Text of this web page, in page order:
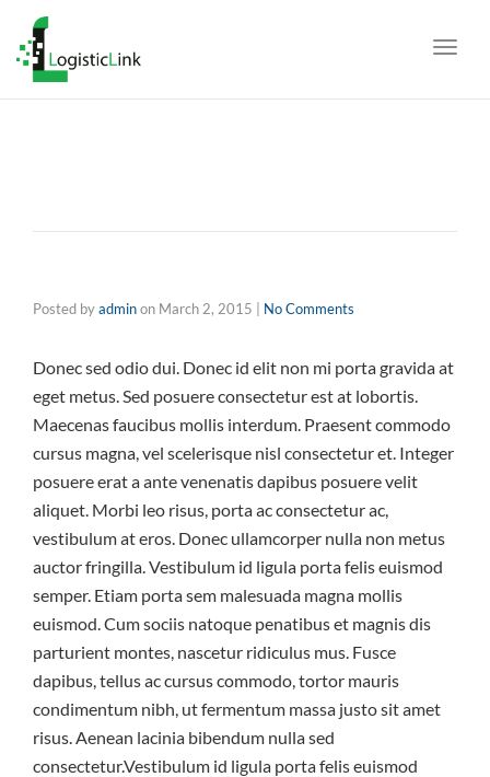
Posted byadminon March 2, 2015 No Comments
Donec sed odio dui. Donec id elit non mi porta gravida at
eget metus. Sed posuere consectetur est at lobortis.
Maecenas faucibus mollis interdum. Praesent commodo
cursus magna, vel scelerisque nisl consectetur et. Integer
posuere erat a ante venenatis dapibus posuere velit
aliquet. Morbi leo risus, porta ac consectetur ac,
vestibulum at eros. Donec ullamcorper nulla non metus
auctor fringilla. Vestibulum id ligula porta felis euismod
semper. Etiam porta sem malesuada magna mollis
euismod. Cum sociis natoque penatibus et magnis dis
parturient montes, nascetur ridiculus mus. Fusce
dapibus, tellus ac cursus commodo, tortor mauris
condimentum nibh, ut fermentum massa justo sit amet
risus. Aenean lacinia bibendum nulla sed
consectetur.Vestibulum id ligula porta felis euismod